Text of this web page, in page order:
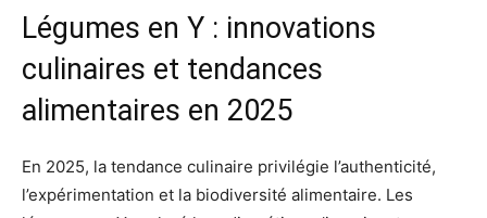
Légumes en Y : innovations
culinaires et tendances
alimentaires en 2025
En 2025, la tendance culinaire privilégie l’authenticité,
l’expérimentation et la biodiversité alimentaire. Les